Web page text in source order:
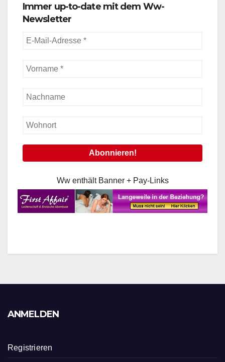
Immer up-to-date mit dem Ww-
Newsletter
Ww enthält Banner + Pay-Links
ANMELDEN
Registrieren